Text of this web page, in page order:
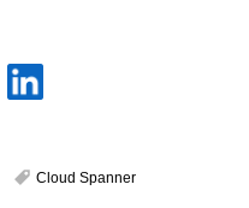
Cloud Spanner